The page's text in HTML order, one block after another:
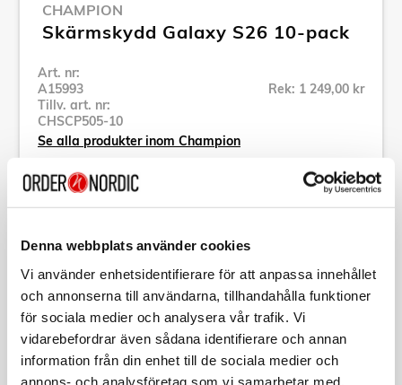
Denna webbplats använder cookies
Vi använder enhetsidentifierare för att anpassa innehållet
och annonserna till användarna, tillhandahålla funktioner
för sociala medier och analysera vår trafik. Vi
vidarebefordrar även sådana identifierare och annan
information från din enhet till de sociala medier och
annons- och analysföretag som vi samarbetar med.
CHAMPION
Skärmskydd Galaxy S26 10-pack
Art. nr:
A15993
Tillv. art. nr:
CHSCP505-10
Rek: 1 249,00 kr
Se alla produkter inom Champion
Beskrivning
Art. nr:A15993
Tillv. art. nr:CHSCP505-